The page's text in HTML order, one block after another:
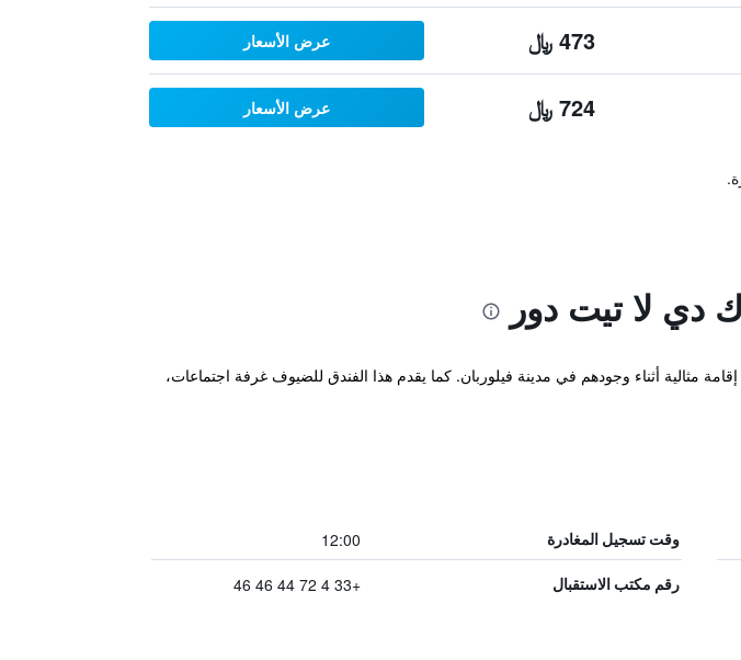
473 ﷼ عرض الأسعار
724 ﷼ عرض الأسعار
دي لا تيت دور
مثالية أثناء وجودهم في مدينة فيلوربان. كما يقدم هذا الفندق للضيوف غرفة اجتماعات،
وقت تسجيل المغادرة 12:00
رقم مكتب الاستقبال +33 4 72 44 46 46